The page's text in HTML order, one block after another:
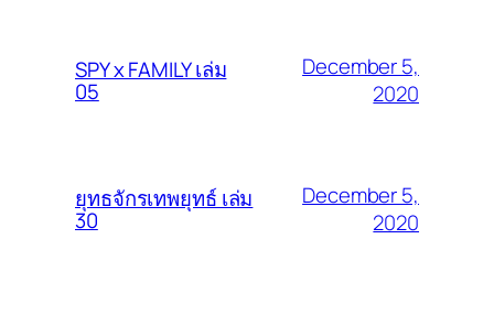
SPY x FAMILY เล่ม
05
December 5,
2020
ยุทธจักรเทพยุทธ์ เล่ม
30
December 5,
2020